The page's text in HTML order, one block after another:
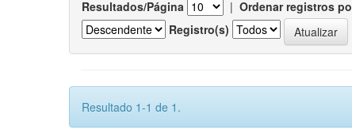
Resultados/Página | Ordenar registros
Registro(s)
Resultado 1-1 de 1.